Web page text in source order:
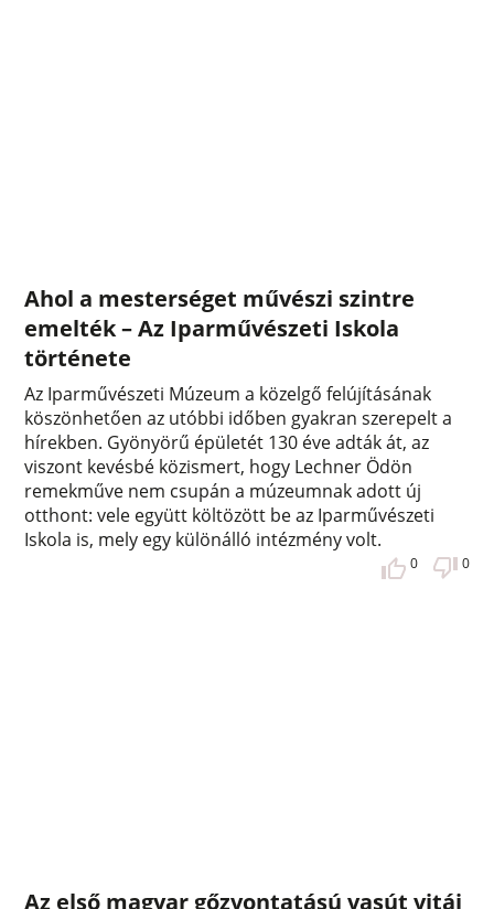
Ahol a mesterséget művészi szintre
emelték – Az Iparművészeti Iskola
története
Az Iparművészeti Múzeum a közelgő felújításának
köszönhetően az utóbbi időben gyakran szerepelt a
hírekben. Gyönyörű épületét 130 éve adták át, az
viszont kevésbé közismert, hogy Lechner Ödön
remekműve nem csupán a múzeumnak adott új
otthont: vele együtt költözött be az Iparművészeti
Iskola is, mely egy különálló intézmény volt.
0 0
Az első magyar gőzvontatású vasút vitái